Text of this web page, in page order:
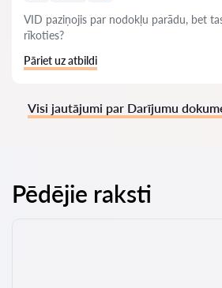
VID paziņojis par nodokļu parādu, bet
rīkoties?
Pāriet uz atbildi
Visi jautājumi par Darījumu
Pēdējie raksti